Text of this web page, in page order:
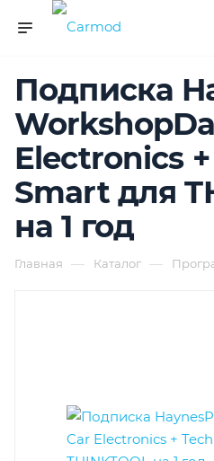
Подписка
Electronics
Smart для
на 1 год
Главная — Каталог —